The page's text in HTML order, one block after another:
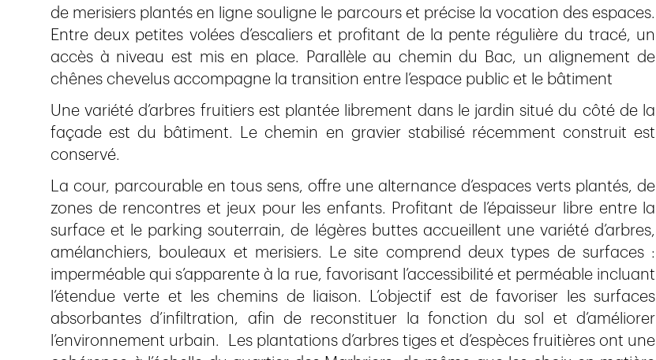
de merisiers plantés en ligne souligne le parcours et précise la vocation des espaces.
Entre deux petites volées d’escaliers et profitant de la pente régulière du tracé, un
accès à niveau est mis en place. Parallèle au chemin du Bac, un alignement de
chênes chevelus accompagne la transition entre l’espace public et le bâtiment
Une variété d’arbres fruitiers est plantée librement dans le jardin situé du côté de la
façade est du bâtiment. Le chemin en gravier stabilisé récemment construit est
conservé.
La cour, parcourable en tous sens, offre une alternance d’espaces verts plantés, de
zones de rencontres et jeux pour les enfants. Profitant de l’épaisseur libre entre la
surface et le parking souterrain, de légères buttes accueillent une variété d’arbres,
amélanchiers, bouleaux et merisiers. Le site comprend deux types de surfaces :
imperméable qui s’apparente à la rue, favorisant l’accessibilité et perméable incluant
l’étendue verte et les chemins de liaison. L’objectif est de favoriser les surfaces
absorbantes d’infiltration, afin de reconstituer la fonction du sol et d’améliorer
l’environnement urbain. Les plantations d’arbres tiges et d’espèces fruitières ont une